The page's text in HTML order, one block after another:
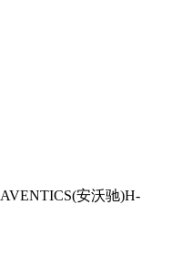
AVENTICS(安沃驰)H-